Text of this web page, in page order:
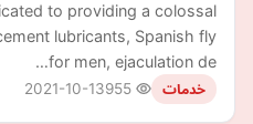
to providing a colossal
lubricants, Spanish fly
for men, ejaculation de…
خدمات 2021-10-13